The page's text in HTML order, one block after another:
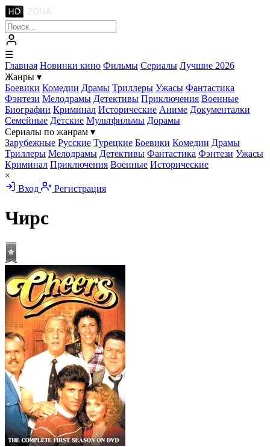
☰
Главная Новинки кино Фильмы Сериалы Лучшие 2026
Жанры ▾
Боевики Комедии Драмы Триллеры Ужасы Фантастика
Фэнтези Мелодрамы Детективы Приключения Военные
Биографии Криминал Исторические Аниме Документалки
Семейные Детские Мультфильмы Дорамы
Сериалы по жанрам ▾
Зарубежные Русские Турецкие Боевики Комедии Драмы
Триллеры Мелодрамы Детективы Фантастика Фэнтези Ужасы
Криминал Приключения Военные Исторические
×
Вход
Регистрация
Чирс